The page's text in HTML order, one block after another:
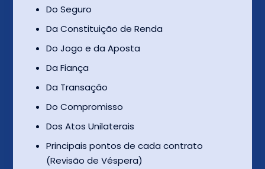
Do Seguro
Da Constituição de Renda
Do Jogo e da Aposta
Da Fiança
Da Transação
Do Compromisso
Dos Atos Unilaterais
Principais pontos de cada contrato
(Revisão de Véspera)